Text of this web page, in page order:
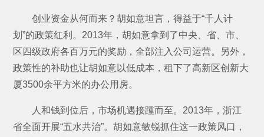
创业资金从何而来？胡如意坦言，得益于“千人计
划”的政策红利。2013年，胡如意拿到了中央、省、市、
区四级政府各百万元的奖励，全部注入公司运营。另外，
政策性的补助也让胡如意以低成本，租下了高新区创新大
厦3500余平方米的办公用房。
人和钱到位后，市场机遇接踵而至。2013年，浙江
省全面开展“五水共治”。胡如意敏锐抓住这一政策风口，